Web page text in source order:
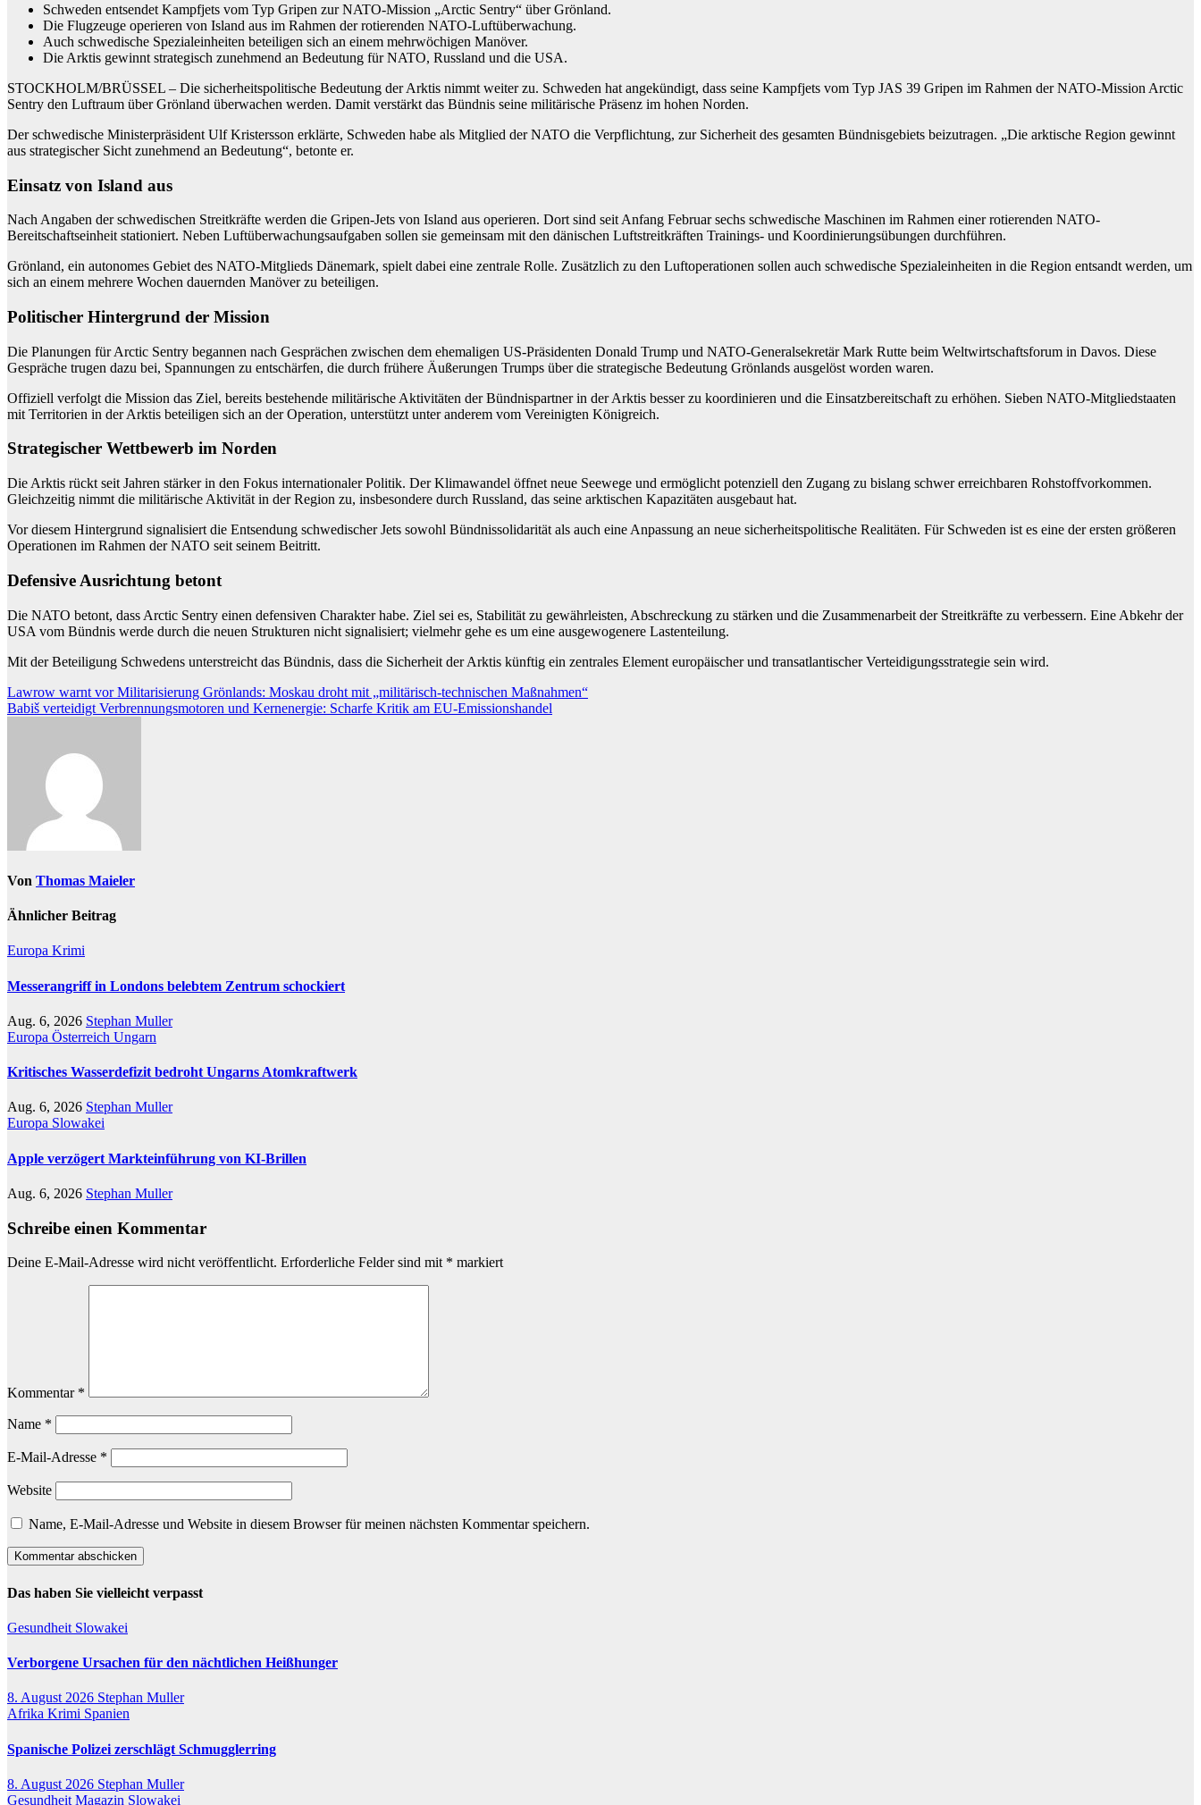
Schweden entsendet Kampfjets vom Typ Gripen zur NATO-Mission „Arctic Sentry“ über Grönland.
Die Flugzeuge operieren von Island aus im Rahmen der rotierenden NATO-Luftüberwachung.
Auch schwedische Spezialeinheiten beteiligen sich an einem mehrwöchigen Manöver.
Die Arktis gewinnt strategisch zunehmend an Bedeutung für NATO, Russland und die USA.
STOCKHOLM/BRÜSSEL – Die sicherheitspolitische Bedeutung der Arktis nimmt weiter zu. Schweden hat angekündigt, dass seine Kampfjets vom Typ JAS 39 Gripen im Rahmen der NATO-Mission Arctic
Sentry den Luftraum über Grönland überwachen werden. Damit verstärkt das Bündnis seine militärische Präsenz im hohen Norden.
Der schwedische Ministerpräsident Ulf Kristersson erklärte, Schweden habe als Mitglied der NATO die Verpflichtung, zur Sicherheit des gesamten Bündnisgebiets beizutragen. „Die arktische Region gewinnt
aus strategischer Sicht zunehmend an Bedeutung“, betonte er.
Einsatz von Island aus
Nach Angaben der schwedischen Streitkräfte werden die Gripen-Jets von Island aus operieren. Dort sind seit Anfang Februar sechs schwedische Maschinen im Rahmen einer rotierenden NATO-
Bereitschaftseinheit stationiert. Neben Luftüberwachungsaufgaben sollen sie gemeinsam mit den dänischen Luftstreitkräften Trainings- und Koordinierungsübungen durchführen.
Grönland, ein autonomes Gebiet des NATO-Mitglieds Dänemark, spielt dabei eine zentrale Rolle. Zusätzlich zu den Luftoperationen sollen auch schwedische Spezialeinheiten in die Region entsandt werden, um
sich an einem mehrere Wochen dauernden Manöver zu beteiligen.
Politischer Hintergrund der Mission
Die Planungen für Arctic Sentry begannen nach Gesprächen zwischen dem ehemaligen US-Präsidenten Donald Trump und NATO-Generalsekretär Mark Rutte beim Weltwirtschaftsforum in Davos. Diese
Gespräche trugen dazu bei, Spannungen zu entschärfen, die durch frühere Äußerungen Trumps über die strategische Bedeutung Grönlands ausgelöst worden waren.
Offiziell verfolgt die Mission das Ziel, bereits bestehende militärische Aktivitäten der Bündnispartner in der Arktis besser zu koordinieren und die Einsatzbereitschaft zu erhöhen. Sieben NATO-Mitgliedstaaten
mit Territorien in der Arktis beteiligen sich an der Operation, unterstützt unter anderem vom Vereinigten Königreich.
Strategischer Wettbewerb im Norden
Die Arktis rückt seit Jahren stärker in den Fokus internationaler Politik. Der Klimawandel öffnet neue Seewege und ermöglicht potenziell den Zugang zu bislang schwer erreichbaren Rohstoffvorkommen.
Gleichzeitig nimmt die militärische Aktivität in der Region zu, insbesondere durch Russland, das seine arktischen Kapazitäten ausgebaut hat.
Vor diesem Hintergrund signalisiert die Entsendung schwedischer Jets sowohl Bündnissolidarität als auch eine Anpassung an neue sicherheitspolitische Realitäten. Für Schweden ist es eine der ersten größeren
Operationen im Rahmen der NATO seit seinem Beitritt.
Defensive Ausrichtung betont
Die NATO betont, dass Arctic Sentry einen defensiven Charakter habe. Ziel sei es, Stabilität zu gewährleisten, Abschreckung zu stärken und die Zusammenarbeit der Streitkräfte zu verbessern. Eine Abkehr der
USA vom Bündnis werde durch die neuen Strukturen nicht signalisiert; vielmehr gehe es um eine ausgewogenere Lastenteilung.
Mit der Beteiligung Schwedens unterstreicht das Bündnis, dass die Sicherheit der Arktis künftig ein zentrales Element europäischer und transatlantischer Verteidigungsstrategie sein wird.
Beitragsnavigation
Lawrow warnt vor Militarisierung Grönlands: Moskau droht mit „militärisch-technischen Maßnahmen“
Babiš verteidigt Verbrennungsmotoren und Kernenergie: Scharfe Kritik am EU-Emissionshandel
Von Thomas Maieler
Ähnlicher Beitrag
Europa Krimi
Messerangriff in Londons belebtem Zentrum schockiert
Aug. 6, 2026 Stephan Muller
Europa Österreich Ungarn
Kritisches Wasserdefizit bedroht Ungarns Atomkraftwerk
Aug. 6, 2026 Stephan Muller
Europa Slowakei
Apple verzögert Markteinführung von KI-Brillen
Aug. 6, 2026 Stephan Muller
Schreibe einen Kommentar
Deine E-Mail-Adresse wird nicht veröffentlicht. Erforderliche Felder sind mit * markiert
Kommentar *
Name *
E-Mail-Adresse *
Website
Name, E-Mail-Adresse und Website in diesem Browser für meinen nächsten Kommentar speichern.
Das haben Sie vielleicht verpasst
Gesundheit Slowakei
Verborgene Ursachen für den nächtlichen Heißhunger
8. August 2026 Stephan Muller
Afrika Krimi Spanien
Spanische Polizei zerschlägt Schmugglerring
8. August 2026 Stephan Muller
Gesundheit Magazin Slowakei